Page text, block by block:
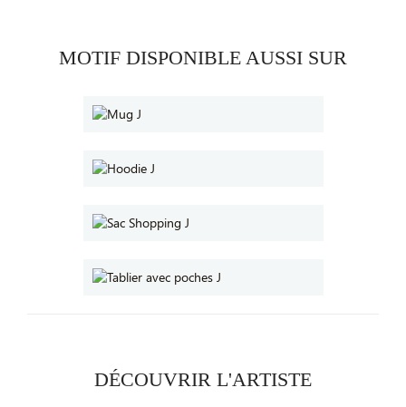
MOTIF DISPONIBLE AUSSI SUR
DÉCOUVRIR L'ARTISTE